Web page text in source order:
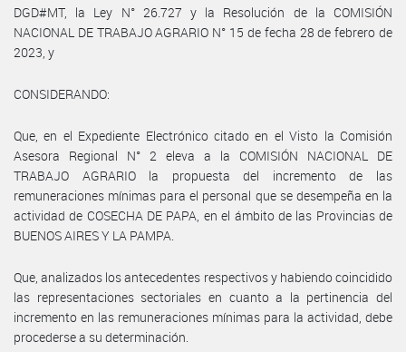
DGD#MT, la Ley N° 26.727 y la Resolución de la COMISIÓN
NACIONAL DE TRABAJO AGRARIO N° 15 de fecha 28 de febrero de
2023, y
CONSIDERANDO:
Que, en el Expediente Electrónico citado en el Visto la Comisión
Asesora Regional N° 2 eleva a la COMISIÓN NACIONAL DE
TRABAJO AGRARIO la propuesta del incremento de las
remuneraciones mínimas para el personal que se desempeña en la
actividad de COSECHA DE PAPA, en el ámbito de las Provincias de
BUENOS AIRES Y LA PAMPA.
Que, analizados los antecedentes respectivos y habiendo coincidido
las representaciones sectoriales en cuanto a la pertinencia del
incremento en las remuneraciones mínimas para la actividad, debe
procederse a su determinación.